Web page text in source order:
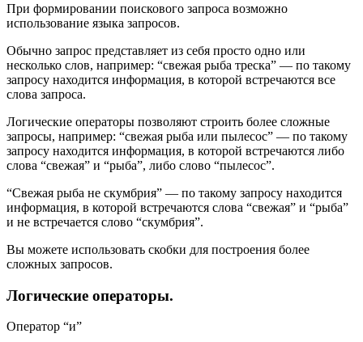
При формировании поискового запроса возможно
использование языка запросов.
Обычно запрос представляет из себя просто одно или
несколько слов, например: “свежая рыба треска” — по такому
запросу находится информация, в которой встречаются все
слова запроса.
Логические операторы позволяют строить более сложные
запросы, например: “свежая рыба или пылесос” — по такому
запросу находится информация, в которой встречаются либо
слова “свежая” и “рыба”, либо слово “пылесос”.
“Свежая рыба не скумбрия” — по такому запросу находится
информация, в которой встречаются слова “свежая” и “рыба”
и не встречается слово “скумбрия”.
Вы можете использовать скобки для построения более
сложных запросов.
Логические операторы.
Оператор “и”